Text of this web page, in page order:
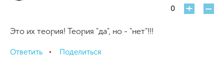
0
+ -
Это их теория! Теория "да", но - "нет"!!!
Ответить Поделиться